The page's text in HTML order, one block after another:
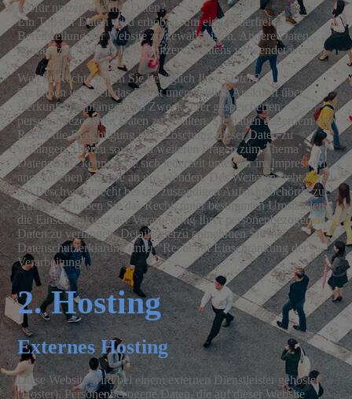
Wofür nutzen wir Ihre Daten?
Ein Teil der Daten wird erhoben, um eine fehlerfreie
Bereitstellung der Website zu gewährleisten. Andere Daten
können zur Analyse Ihres Nutzerverhaltens verwendet werden.
Welche Rechte haben Sie bezüglich Ihrer Daten?
Sie haben jederzeit das Recht unentgeltlich Auskunft über
Herkunft, Empfänger und Zweck Ihrer gespeicherten
personenbezogenen Daten zu erhalten. Sie haben außerdem ein
Recht, die Berichtigung oder Löschung dieser Daten zu
verlangen. Hierzu sowie zu weiteren Fragen zum Thema
Datenschutz können Sie sich jederzeit unter der im Impressum
angegebenen Adresse an uns wenden. Des Weiteren steht Ihnen
ein Beschwerderecht bei der zuständigen Aufsichtsbehörde zu.
Außerdem haben Sie das Recht, unter bestimmten Umständen
die Einschränkung der Verarbeitung Ihrer personenbezogenen
Daten zu verlangen. Details hierzu entnehmen Sie der
Datenschutzerklärung unter "Recht auf Einschränkung der
Verarbeitung".
2. Hosting
Externes Hosting
Diese Website wird bei einem externen Dienstleister gehostet
(Hoster). Personenbezogene Daten, die auf dieser Website